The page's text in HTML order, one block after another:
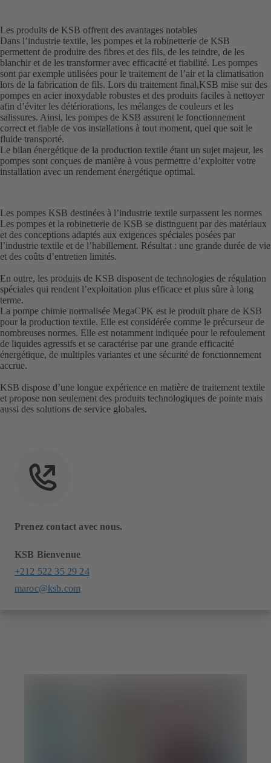
Les produits de KSB offrent des avantages notables
Dans l’industrie textile, les pompes et la robinetterie de KSB
permettent de produire des fibres et des fils, de les teindre, de les
blanchir et de les transformer avec efficacité et fiabilité. Les pompes
sont par exemple utilisées pour le traitement de l’air et la climatisation
lors de la fabrication de fils. Lors du traitement final,KSB mise sur des
pompes en acier inoxydable robustes et des produits faciles à nettoyer
afin d’éviter les détériorations, les mélanges de couleurs et les
salissures. Ainsi, les pompes de KSB assurent le fonctionnement
correct et fiable de vos installations à tout moment, quel que soit le
fluide transporté.
Le bilan énergétique de la production textile étant un sujet majeur, les
pompes sont conçues de manière à vous permettre d’exploiter votre
installation avec un rendement énergétique optimal.
Les pompes KSB destinées à l’industrie textile surpassent les normes
Les pompes et la robinetterie de KSB se distinguent par des matériaux
et des conceptions adaptés aux exigences spéciales posées par
l’industrie textile et de l’habillement. Résultat : une grande durée de vie
et des coûts d’entretien limités.
En outre, les produits de KSB disposent de technologies de régulation
spéciales qui rendent l’exploitation plus efficace et plus sûre à long
terme.
La pompe chimie normalisée MegaCPK est le produit phare de KSB
pour la production textile. Elle est considérée comme le précurseur de
nombreuses normes. Elle est notamment indiquée pour le refoulement
de liquides agressifs et se caractérise par une grande efficacité
énergétique, de multiples variantes et une sécurité de fonctionnement
accrue.
KSB dispose d’une longue expérience en matière de traitement textile
et propose non seulement des produits technologiques de pointe mais
aussi des solutions de service globales.
Prenez contact avec nous.
KSB Bienvenue
+212 522 35 29 24
maroc@ksb.com